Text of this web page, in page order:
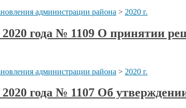
администрации района > 2020 г.
года № 1109 О принятии
администрации района > 2020 г.
года № 1107 Об